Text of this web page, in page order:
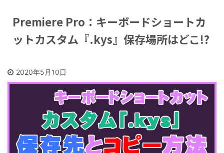
Premiere Pro：キーボードショートカ
ットカスタム『.kys』保存場所はどこ!?
2020年5月10日